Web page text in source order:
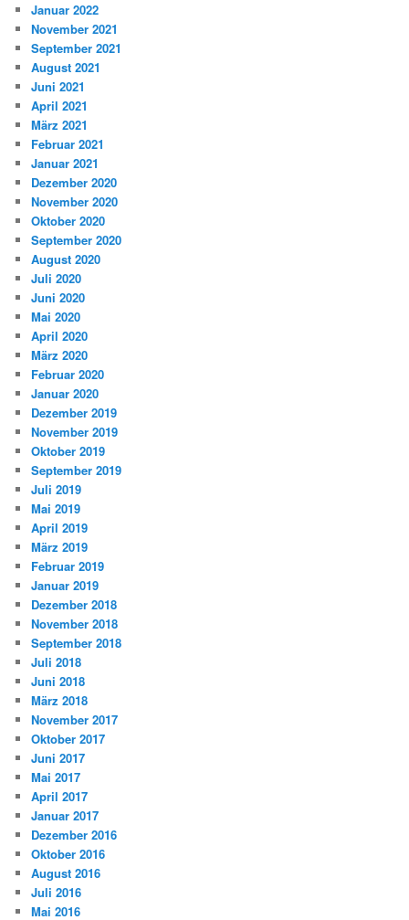
Januar 2022
November 2021
September 2021
August 2021
Juni 2021
April 2021
März 2021
Februar 2021
Januar 2021
Dezember 2020
November 2020
Oktober 2020
September 2020
August 2020
Juli 2020
Juni 2020
Mai 2020
April 2020
März 2020
Februar 2020
Januar 2020
Dezember 2019
November 2019
Oktober 2019
September 2019
Juli 2019
Mai 2019
April 2019
März 2019
Februar 2019
Januar 2019
Dezember 2018
November 2018
September 2018
Juli 2018
Juni 2018
März 2018
November 2017
Oktober 2017
Juni 2017
Mai 2017
April 2017
Januar 2017
Dezember 2016
Oktober 2016
August 2016
Juli 2016
Mai 2016